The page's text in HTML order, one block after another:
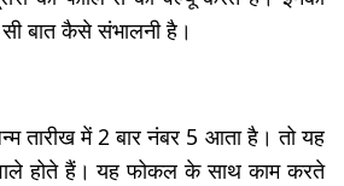
बात कैसे संभालनी है।
तारीख में 2 बार नंबर 5 आता है। तो यह
होते हैं। यह फोकल के साथ काम करते